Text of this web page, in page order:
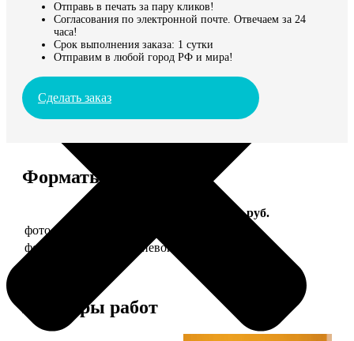
Отправь в печать за пару кликов!
Согласования по электронной почте. Отвечаем за 24
часа!
Срок выполнения заказа: 1 сутки
Отправим в любой город РФ и мира!
Сделать заказ
Форматы и цены
Цена, руб.
фото 10х15 в деревянной рамке
фото 10х15 в алюминиевой рамке
Примеры работ